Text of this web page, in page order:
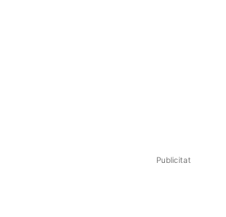
Publicitat